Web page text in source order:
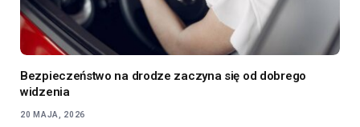
Bezpieczeństwo na drodze zaczyna się od dobrego
widzenia
20 MAJA, 2026